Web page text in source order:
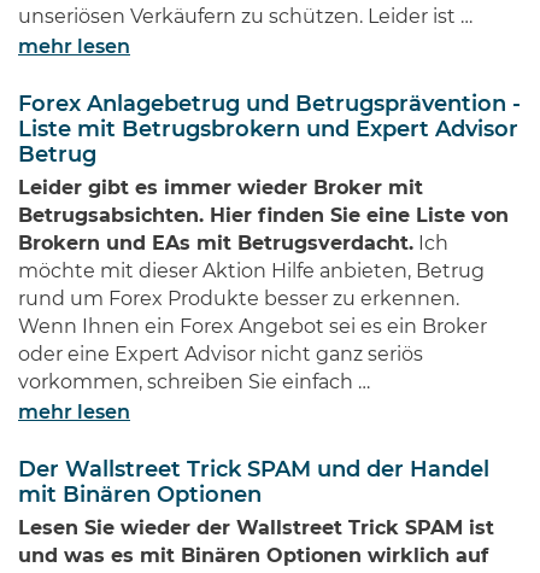
unseriösen Verkäufern zu schützen. Leider ist …
mehr lesen
Forex Anlagebetrug und Betrugsprävention -
Liste mit Betrugsbrokern und Expert Advisor
Betrug
Leider gibt es immer wieder Broker mit
Betrugsabsichten. Hier finden Sie eine Liste von
Brokern und EAs mit Betrugsverdacht. Ich
möchte mit dieser Aktion Hilfe anbieten, Betrug
rund um Forex Produkte besser zu erkennen.
Wenn Ihnen ein Forex Angebot sei es ein Broker
oder eine Expert Advisor nicht ganz seriös
vorkommen, schreiben Sie einfach …
mehr lesen
Der Wallstreet Trick SPAM und der Handel
mit Binären Optionen
Lesen Sie wieder der Wallstreet Trick SPAM ist
und was es mit Binären Optionen wirklich auf